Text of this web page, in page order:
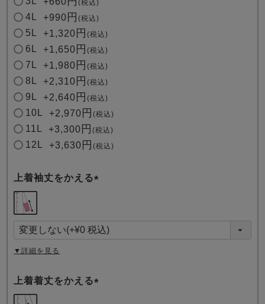
税込
4L +990 税込
5L +1,320 税込
6L +1,650 税込
7L +1,980 税込
8L +2,310 税込
9L +2,640 税込
10L +2,970 税込
11L +3,300 税込
12L +3,630 税込
上着袖丈をかえる
須
)
▼詳細を見る
上着着丈をかえる